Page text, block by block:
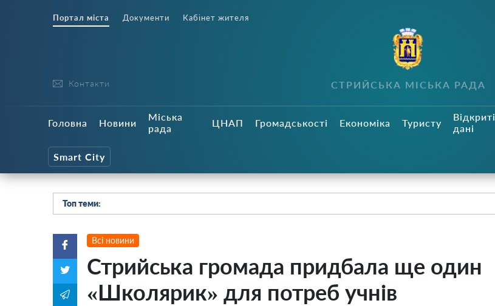
Портал міста Документи Кабінет жителя
Контакти СТРИЙСЬКА МІСЬКА РАДА
Головна Новини
Міська
рада
ЦНАП Громадськості Економіка Туристу
Відкриті
дані
Smart City
Топ теми:
Всі новини
Стрийська громада придбала ще один
«Школярик» для потреб учнів